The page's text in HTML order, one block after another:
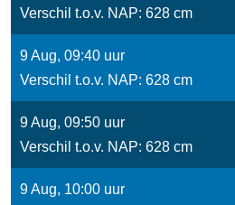
Verschil t.o.v. NAP: 628 cm
9 Aug, 09:40 uur
Verschil t.o.v. NAP: 628 cm
9 Aug, 09:50 uur
Verschil t.o.v. NAP: 628 cm
9 Aug, 10:00 uur